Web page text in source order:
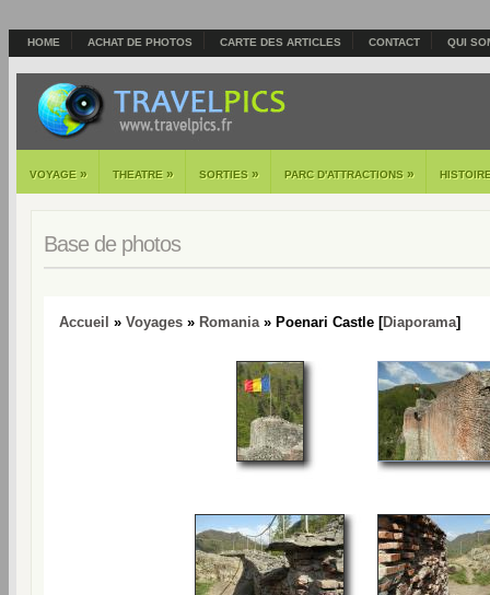
HOME ACHAT DE PHOTOS CARTE DES ARTICLES CONTACT QUI
VOYAGE » THEATRE » SORTIES » PARC D'ATTRACTIONS »
Base de photos
Accueil » Voyages » Romania» Poenari Castle [Diaporama]